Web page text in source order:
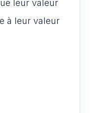
leur valeur
à leur valeur